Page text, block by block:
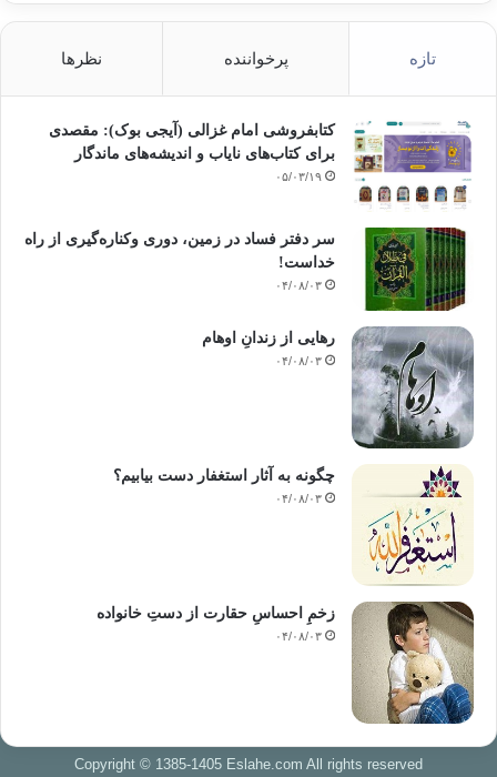
تازه پرخواننده نظرها
کتابفروشی امام غزالی (آیجی بوک): مقصدی
برای کتاب‌های نایاب و اندیشه‌های ماندگار
۰۵/۰۳/۱۹
سر دفتر فساد در زمین‌، دوری وکناره‌گیری از راه
خداست‌!
۰۴/۰۸/۰۳
رهایی از زندانِ اوهام
۰۴/۰۸/۰۳
چگونه به آثار استغفار دست بیابیم؟
۰۴/۰۸/۰۳
زخمِ احساسِ حقارت از دستِ خانواده
۰۴/۰۸/۰۳
Copyright © 1385-1405 Eslahe.com All rights reserved